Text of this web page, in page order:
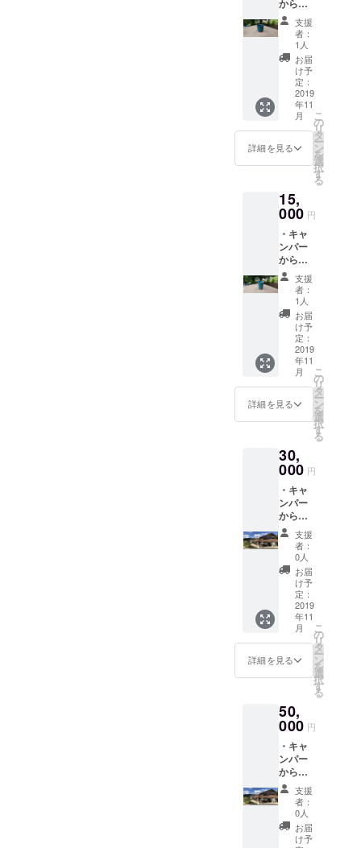
はお任
せくだ
さい
からの
お礼の
手紙 ・
取り組
みの様
子がわ
かる写
郷ブ
ルーの
陶器
（湯
呑）※橋
本白道
作
支援
者：
1人
お届
け予
定：
2019
年11
月
詳細を見る
こ
の
リ
タ
ー
ン
を
選
択
す
る
15,
000 円
・キャ
ンパー
からの
お礼の
手紙 ・
取り組
みの様
子がわ
かる写
郷ブ
ルーの
陶器
（タン
ブ
ラー）
白道さ
ん製作
支援
者：
1人
お届
け予
定：
2019
年11
月
詳細を見る
こ
の
リ
タ
ー
ン
を
選
択
す
る
30,
000 円
・キャ
ンパー
からの
お礼の
手紙 ・
取り組
みの様
子がわ
かる写
家民泊
「三國
屋（み
くに
や）」
宿泊券
人様）
有効期
限：令
和元年
１１
月〜令
和２年
１０年
３１月
（土日
祝を除
支援
者：
0人
お届
け予
定：
2019
年11
月
詳細を見る
こ
の
リ
タ
ー
ン
を
選
択
す
る
50,
000 円
・キャ
ンパー
からの
お礼の
手紙 ・
取り組
みの様
子がわ
支援
者：
0人
お届
け予